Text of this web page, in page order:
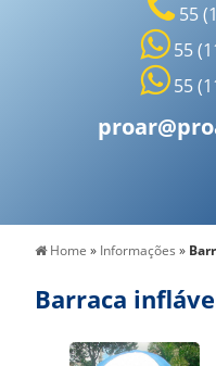
55
55
55
Home » Informações»
Barraca